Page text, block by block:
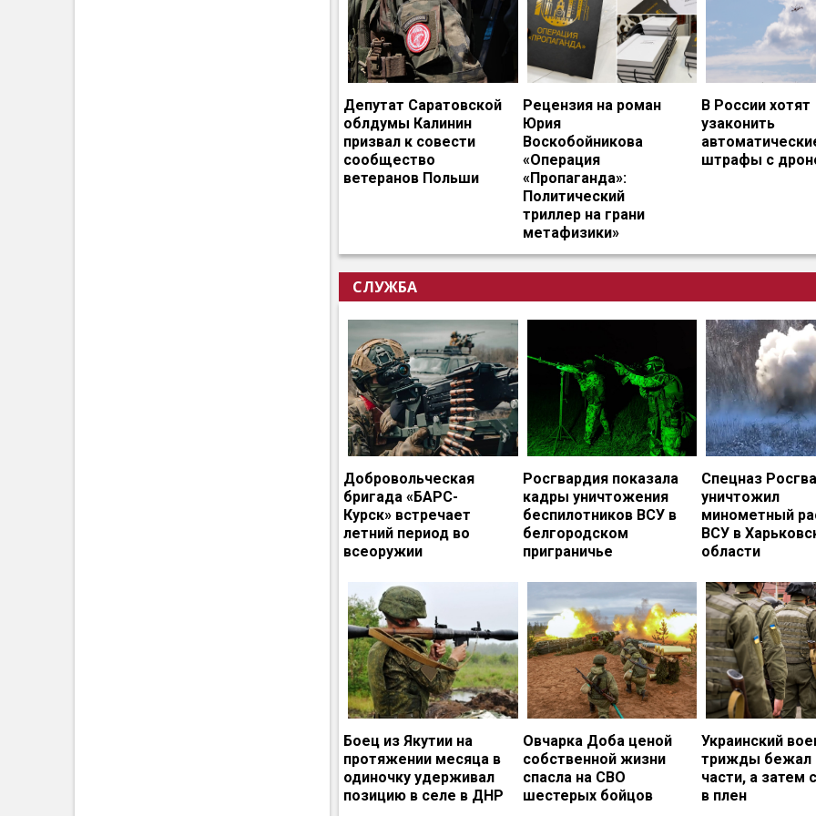
Депутат Саратовской
облдумы Калинин
призвал к совести
сообщество
ветеранов Польши
Рецензия на роман
Юрия
Воскобойникова
«Операция
«Пропаганда»:
Политический
триллер на грани
метафизики»
В России хотят
узаконить
штрафы с
СЛУЖБА
Добровольческая
бригада «БАРС-
Курск» встречает
летний период во
всеоружии
Росгвардия показала
кадры уничтожения
беспилотников ВСУ в
белгородском
приграничье
Спецназ
уничтожил
минометный
ВСУ в
области
Боец из Якутии на
протяжении месяца в
одиночку удерживал
позицию в селе в ДНР
Овчарка Доба ценой
собственной жизни
спасла на СВО
шестерых бойцов
Украинский
трижды бежал
части, а затем
в плен